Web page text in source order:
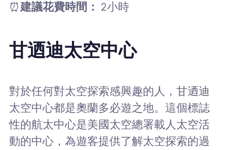
⏰建議花費時間： 2小時
甘迺迪太空中心
對於任何對太空探索感興趣的人，甘迺迪
太空中心都是奧蘭多必遊之地。這個標誌
性的航太中心是美國太空總署載人太空活
動的中心，為遊客提供了解太空探索的過